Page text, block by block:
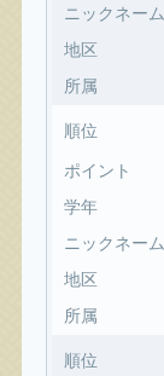
ニックネーム
地区
所属
順位
ポイント
学年
ニックネーム
地区
所属
順位